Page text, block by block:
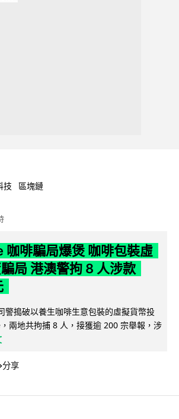
技 區塊鏈
咖啡騙局爆煲 咖啡包裝虛
局 港澳警拘 8 人涉款
警搗破以養生咖啡生意包裝的虛擬貨幣投
兩地共拘捕 8 人，接獲逾 200 宗舉報，涉
分享